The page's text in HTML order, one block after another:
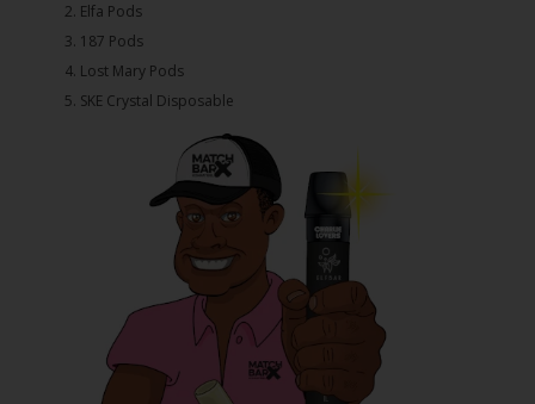
2.⁠ ⁠⁠Elfa Pods
3.⁠ ⁠⁠187 Pods
4.⁠ ⁠⁠Lost Mary Pods
5.⁠ ⁠⁠SKE Crystal Disposable